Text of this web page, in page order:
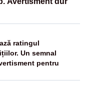
ratingul
Un semnal
pentru